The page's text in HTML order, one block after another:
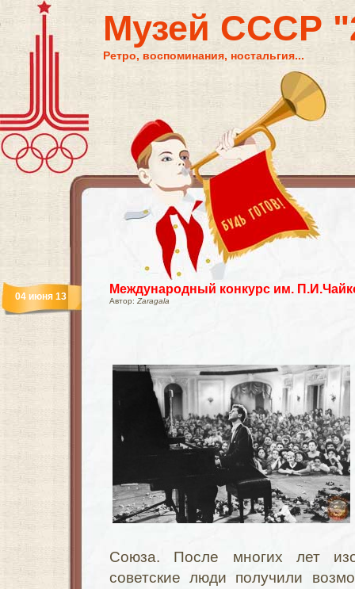
Музей СССР
Ретро, воспоминания, ностальгия...
Международный конкурс им.
Автор: Zaragala
04 июня 13
Союза. После многих лет
советские люди получили